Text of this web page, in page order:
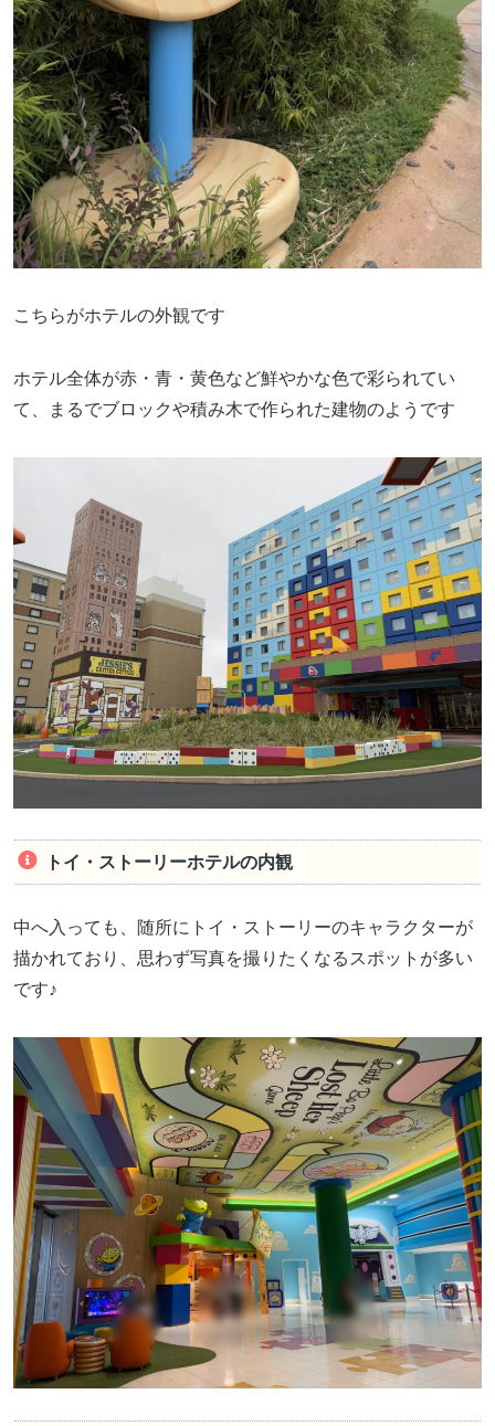
こちらがホテルの外観です
ホテル全体が赤・青・黄色など鮮やかな色で彩られてい
て、まるでブロックや積み木で作られた建物のようです
トイ・ストーリーホテルの内観
中へ入っても、随所にトイ・ストーリーのキャラクターが
描かれており、思わず写真を撮りたくなるスポットが多い
です♪